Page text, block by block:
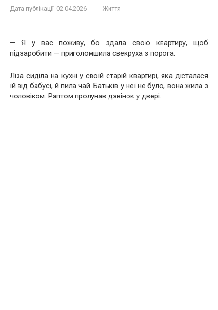
Дата публікації: 02.04.2026 Життя
— Я у вас поживу, бо здала свою квартиру, щоб
підзаробити — приголомшила свекруха з порога.
Ліза сиділа на кухні у своїй старій квартирі, яка дісталася
їй від бабусі, й пила чай. Батьків у неї не було, вона жила з
чоловіком. Раптом пролунав дзвінок у двері.